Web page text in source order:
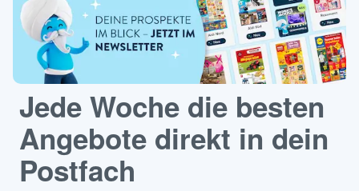
Jede Woche die besten
Angebote direkt in dein
Postfach